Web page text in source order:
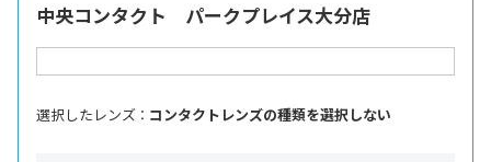
中央コンタクト パークプレイス大分店
選択したレンズ ： コンタクトレンズの種類を選択しない